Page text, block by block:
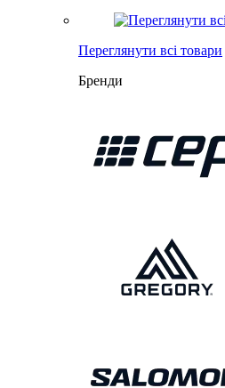
Переглянути всі товари
Бренди